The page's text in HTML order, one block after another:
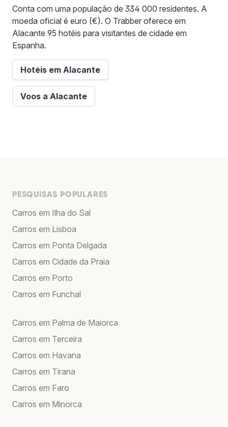
Conta com uma população de 334 000 residentes. A
moeda oficial é euro (€). O Trabber oferece em
Alacante 95 hotéis para visitantes de cidade em
Espanha.
Hotéis em Alacante
Voos a Alacante
PESQUISAS POPULARES
Carros em Ilha do Sal
Carros em Lisboa
Carros em Ponta Delgada
Carros em Cidade da Praia
Carros em Porto
Carros em Funchal
Carros em Palma de Maiorca
Carros em Terceira
Carros em Havana
Carros em Tirana
Carros em Faro
Carros em Minorca